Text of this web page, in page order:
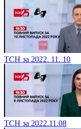
ТСН за 2022. 11. 10
ТСН за 2022.11.08